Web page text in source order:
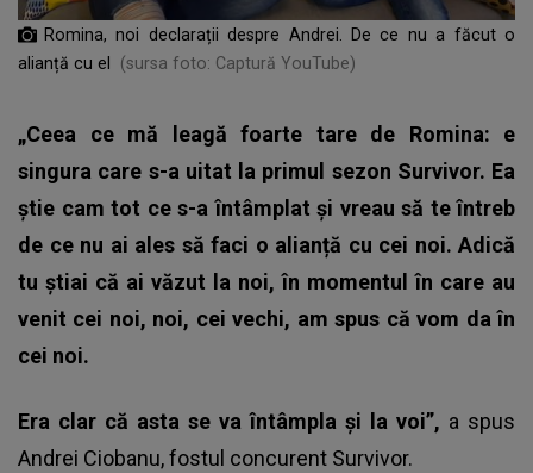
Romina, noi declarații despre Andrei. De ce nu a făcut o
alianță cu el
(sursa foto: Captură YouTube)
„Ceea ce mă leagă foarte tare de Romina: e
singura care s-a uitat la primul sezon Survivor. Ea
știe cam tot ce s-a întâmplat și vreau să te întreb
de ce nu ai ales să faci o alianță cu cei noi. Adică
tu știai că ai văzut la noi, în momentul în care au
venit cei noi, noi, cei vechi, am spus că vom da în
cei noi.
Era clar că asta se va întâmpla și la voi”, a spus
Andrei Ciobanu, fostul concurent Survivor.